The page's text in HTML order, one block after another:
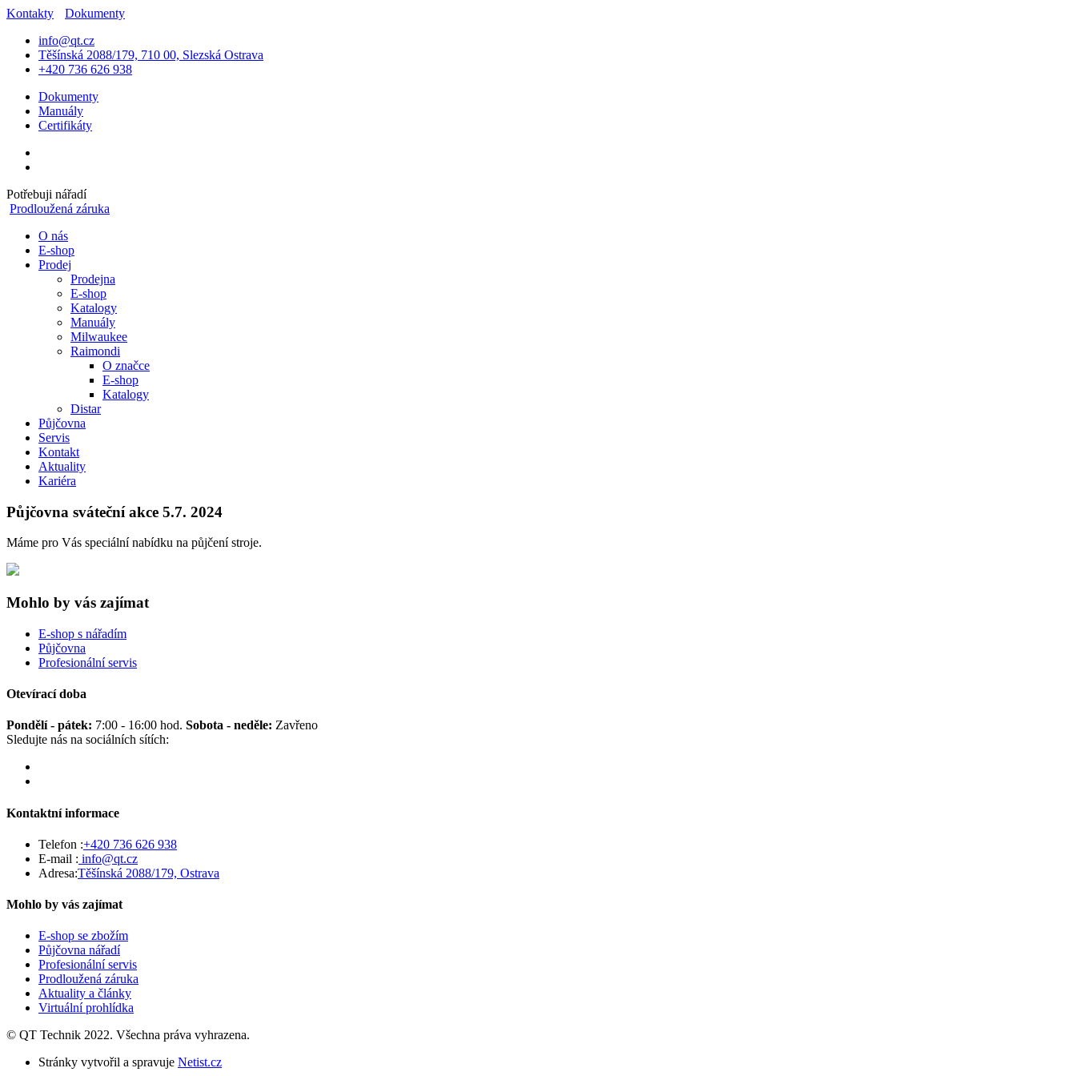
Kontakty
Dokumenty
info@qt.cz
Těšínská 2088/179, 710 00, Slezská Ostrava
+420 736 626 938
Dokumenty
Manuály
Certifikáty
Potřebuji nářadí
Prodloužená záruka
O nás
E-shop
Prodej
Prodejna
E-shop
Katalogy
Manuály
Milwaukee
Raimondi
O značce
E-shop
Katalogy
Distar
Půjčovna
Servis
Kontakt
Aktuality
Kariéra
Půjčovna sváteční akce 5.7. 2024
Máme pro Vás speciální nabídku na půjčení stroje.
Mohlo by vás zajímat
E-shop s nářadím
Půjčovna
Profesionální servis
Otevírací doba
Pondělí - pátek: 7:00 - 16:00 hod. Sobota - neděle: Zavřeno
Sledujte nás na sociálních sítích:
Kontaktní informace
Telefon :+420 736 626 938
E-mail : info@qt.cz
Adresa:Těšínská 2088/179, Ostrava
Mohlo by vás zajímat
E-shop se zbožím
Půjčovna nářadí
Profesionální servis
Prodloužená záruka
Aktuality a články
Virtuální prohlídka
© QT Technik 2022. Všechna práva vyhrazena.
Stránky vytvořil a spravuje Netist.cz